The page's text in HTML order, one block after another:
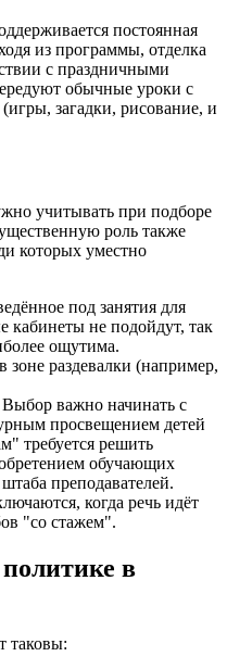
постоянная
из программы, отделка
с праздничными
обычные уроки с
загадки, рисование, и
учитывать при подборе
роль также
которых уместно
под занятия для
кабинеты не подойдут, так
ощутима.
зоне раздевалки (например,
важно начинать с
просвещением детей
требуется решить
обучающих
преподавателей.
когда речь идёт
"со стажем".
в
таковы: